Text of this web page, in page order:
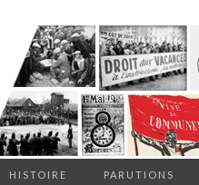
HISTOIRE PARUTIONS